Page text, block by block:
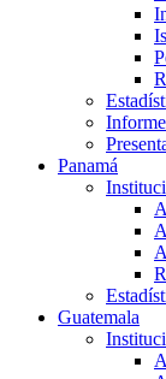
Panamá
Guatemala